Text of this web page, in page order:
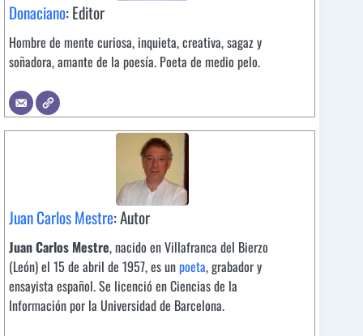
Donaciano: Editor
Hombre de mente curiosa, inquieta, creativa, sagaz y
soñadora, amante de la poesía. Poeta de medio pelo.
Juan Carlos Mestre: Autor
Juan Carlos Mestre, nacido en Villafranca del Bierzo
(León) el 15 de abril de 1957, es unpoeta, grabador y
ensayista español. Se licenció en Ciencias de la
Información por la Universidad de Barcelona.